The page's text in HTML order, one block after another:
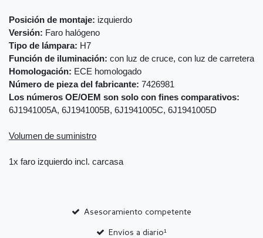
Posición de montaje: izquierdo
Versión: Faro halógeno
Tipo de lámpara: H7
Función de iluminación: con luz de cruce, con luz de carretera
Homologación: ECE homologado
Número de pieza del fabricante: 7426981
Los números OE/OEM son solo con fines comparativos:
6J1941005A, 6J1941005B, 6J1941005C, 6J1941005D
Volumen de suministro
1x faro izquierdo incl. carcasa
Asesoramiento competente
Envíos a diario¹